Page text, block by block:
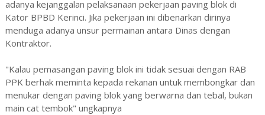
adanya kejanggalan pelaksanaan pekerjaan paving blok di
Kator BPBD Kerinci. Jika pekerjaan ini dibenarkan dirinya
menduga adanya unsur permainan antara Dinas dengan
Kontraktor.
"Kalau pemasangan paving blok ini tidak sesuai dengan RAB
PPK berhak meminta kepada rekanan untuk membongkar dan
menukar dengan paving blok yang berwarna dan tebal, bukan
main cat tembok" ungkapnya